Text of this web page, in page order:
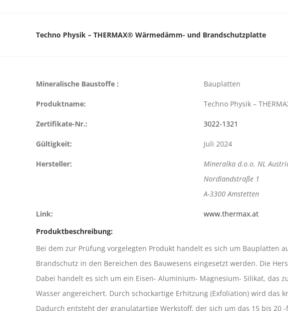
Techno Physik – THERMAX® Wärmedämm- und Brandschutzplatte
Mineralische Baustoffe : Bauplatten
Produktname: Techno Physik –
Zertifikate-Nr.: 3022-1321
Gültigkeit: Juli 2024
Hersteller:
Mineralka d.o.o. NL
Nordlandstraße 1
A-3300 Amstetten
Link:
www.thermax.at
Produktbeschreibung:
Bei dem zur Prüfung vorgelegten Produkt handelt es sich um Bauplatten
Brandschutz in den Bereichen des Bauwesens eingesetzt werden. Die
Dabei handelt es sich um ein Eisen- Aluminium- Magnesium- Silikat,
Wasser angereichert. Durch schockartige Erhitzung (Exfoliation) wird
Dadurch entsteht der granulatartige Werkstoff, der sich um das 15 bis